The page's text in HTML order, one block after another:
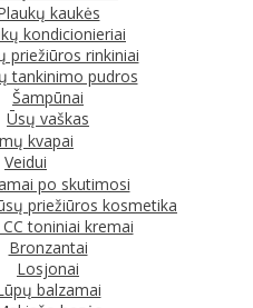
kaukės
kondicionieriai
priežiūros rinkiniai
tankinimo pudros
Šampūnai
Ūsų vaškas
kvapai
Veidui
po skutimosi
priežiūros kosmetika
toniniai kremai
Bronzantai
Losjonai
balzamai